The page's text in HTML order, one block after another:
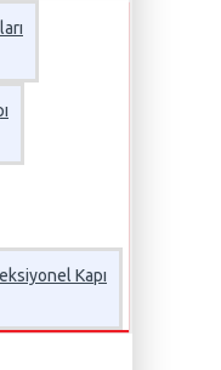
Kapı